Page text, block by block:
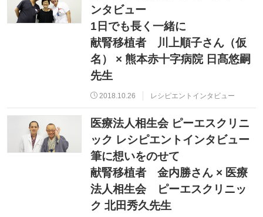
ンタビュー
1日でも長く一緒に
献腎移植者 川上順子さん（仮
名） × 熊本赤十字病院 日髙悠嗣
先生
2018.10.26 レシピエントインタビュー
医療法人相生会 ピーエスクリニ
ック レシピエントインタビュー
筆に想いをのせて
献腎移植者 金内勝さん × 医療
法人相生会 ピーエスクリニッ
ク 北田秀久先生